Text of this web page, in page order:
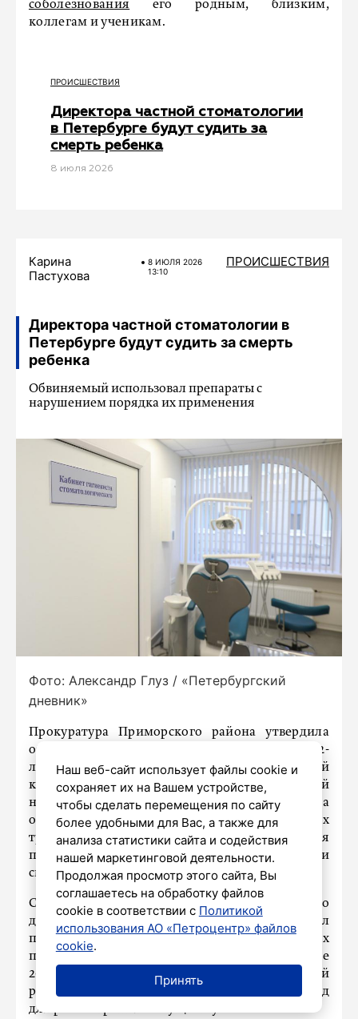
соболезнования его родным, близким,
коллегам и ученикам.
ПРОИСШЕСТВИЯ
Директора частной стоматологии
в Петербурге будут судить за
смерть ребенка
8 июля 2026
Карина
Пастухова
8 ИЮЛЯ 2026
13:10
ПРОИСШЕСТВИЯ
Директора частной стоматологии в
Петербурге будут судить за смерть
ребенка
Обвиняемый использовал препараты с
нарушением порядка их применения
Фото: Александр Глуз / «Петербургский
дневник»
Прокуратура Приморского района утвердила
обвинительное заключение в отношении 62-
летнего директора частной стоматологической
клиники. Как сообщаетNeva.Todayсо ссылкой
на пресс-службу Генпрокуратуры, мужчина
обвиняется в оказании услуг, не отвечающих
требованиям безопасности жизни и здоровья
потребителей, повлекших по неосторожности
смерть человека.
Согласно версии следствия, с августа 2014 по
декабрь 2021 года обвиняемый использовал
препараты с нарушением порядка их
применения. Это привело к трагедии: в декабре
2021 года в клинике скончался шестилетний
ребенок. Уголовное дело было направлено в суд
для рассмотрения по существу.
Наш веб-сайт использует файлы cookie и
сохраняет их на Вашем устройстве,
чтобы сделать перемещения по сайту
более удобными для Вас, а также для
анализа статистики сайта и содействия
нашей маркетинговой деятельности.
Продолжая просмотр этого сайта, Вы
соглашаетесь на обработку файлов
cookie в соответствии с Политикой
использования АО «Петроцентр» файлов
cookie.
Принять